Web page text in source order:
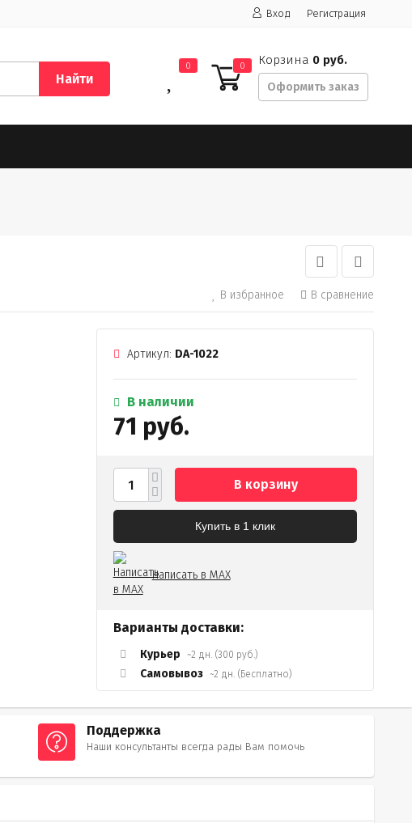
Вход Регистрация
Найти
0 0 Корзина 0 руб.
Оформить заказ
В избранное В сравнение
Артикул: DA-1022
В наличии
71 руб.
В корзину
Купить в 1 клик
Написать в MAX
Варианты доставки:
Курьер ~2 дн. (300 руб.)
Самовывоз ~2 дн. (Бесплатно)
Поддержка
Наши консультанты всегда рады Вам помочь